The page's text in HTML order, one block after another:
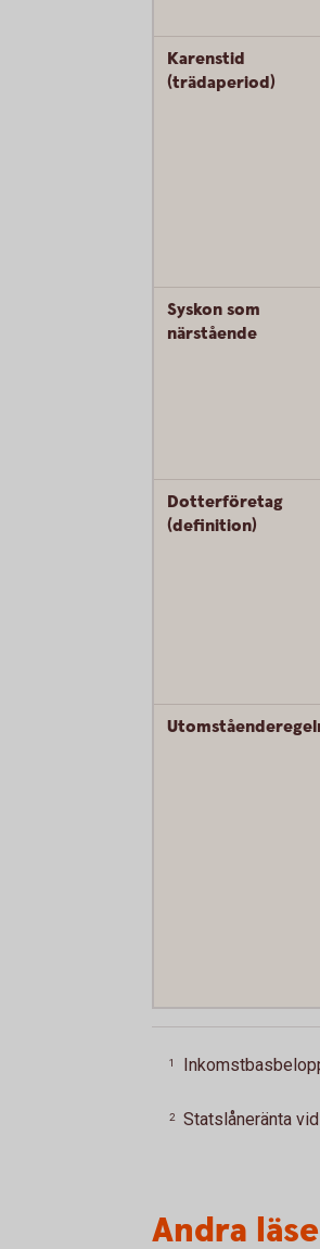
Karenstid
(trädaperiod)
Syskon som
närstående
Dotterföretag
(definition)
1
2 Statslåneränta
Andra